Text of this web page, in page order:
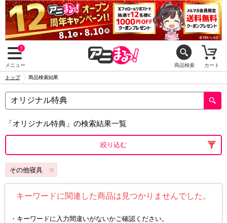
1
メニュー 商品検索 カート
トップ 商品検索結果
「オリジナル特典」の検索結果一覧
絞り込む
その他寝具
キーワードに関連した商品は見つかりませんでした。
キーワードに入力間違いがないかご確認ください。